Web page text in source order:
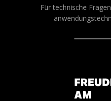
Für technische